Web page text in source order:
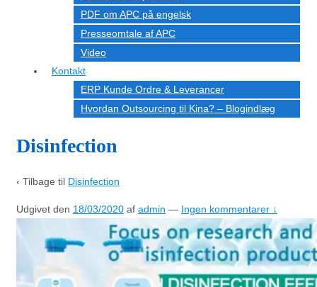
PDF om APC på engelsk
Presseomtale af APC
Video
Kontakt
ERP Kunde Ordre & Leverancer
Hvordan Outsourcing til Kina? – Blogindlæg
Disinfection
‹ Tilbage til Disinfection
Udgivet den 18/03/2020 af admin — Ingen kommentarer ↓